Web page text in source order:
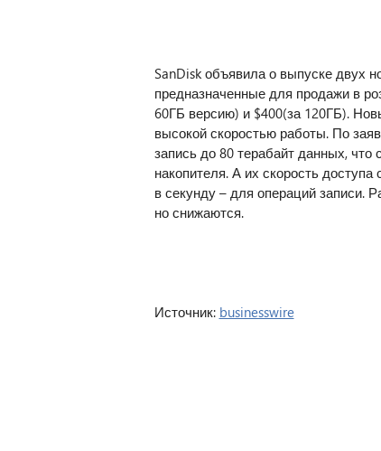
SanDisk объявила о выпуске двух
предназначенные для продажи в
60ГБ версию) и $400(за 120ГБ).
высокой скоростью работы. По
запись до 80 терабайт данных, что
накопителя. А их скорость
в секунду – для операций записи.
но снижаются.
Источник: businesswire